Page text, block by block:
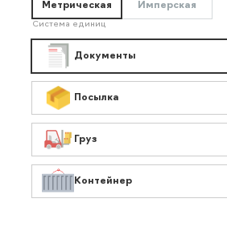
Метрическая Имперская
Система единиц
Документы
Посылка
Груз
Контейнер